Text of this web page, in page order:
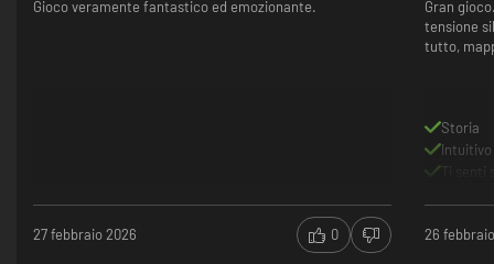
Gioco veramente fantastico ed emozionante.
27 febbraio 2026 0
Gran
tensione
tutto,
Storia
Ti senti
26